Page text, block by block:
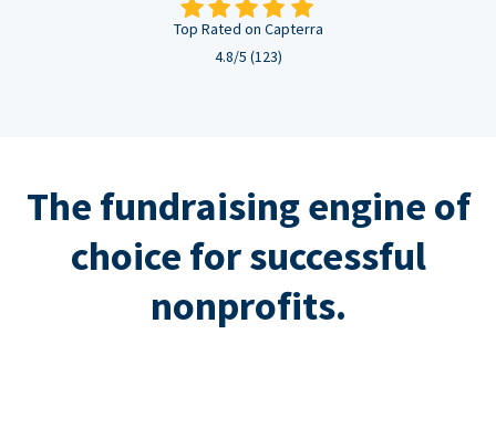
Top Rated on Capterra
4.8/5 (123)
The fundraising engine of
choice for successful
nonprofits.